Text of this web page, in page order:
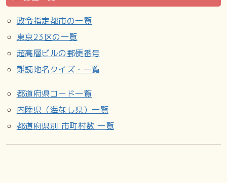
政令指定都市の一覧
東京23区の一覧
超高層ビルの郵便番号
難読地名クイズ・一覧
都道府県コード一覧
内陸県（海なし県）一覧
都道府県別 市町村数 一覧